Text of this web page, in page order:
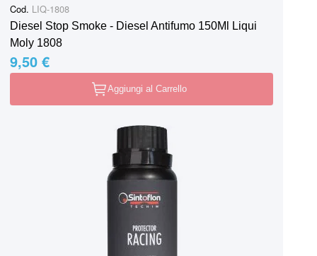
Cod. LIQ-1808
Diesel Stop Smoke - Diesel Antifumo 150Ml Liqui
Moly 1808
9,50 €
Aggiungi al Carrello